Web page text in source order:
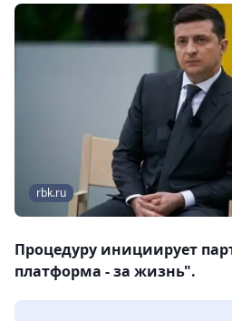
rbk.ru
Процедуру инициирует
платформа - за жизнь".